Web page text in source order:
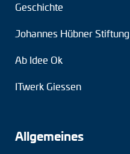
Geschichte
Johannes Hübner Stiftung
Ab Idee Ok
ITwerk Giessen
Allgemeines